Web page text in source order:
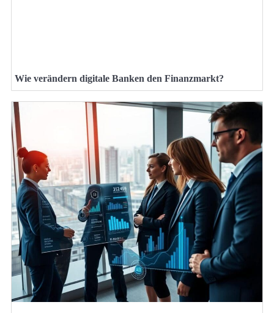
Wie verändern digitale Banken den Finanzmarkt?